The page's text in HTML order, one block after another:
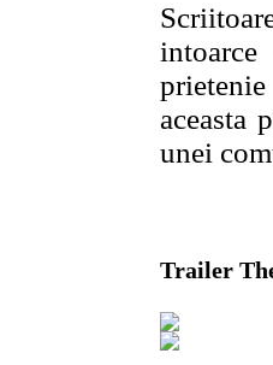
aceasta
unei
Trailer